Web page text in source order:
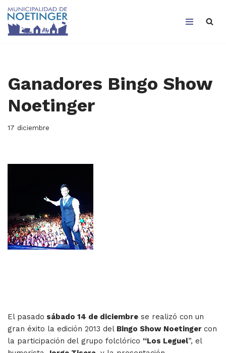
Saltar
Ganadores Bingo Show
Noetinger
17 diciembre
El pasado sábado 14 de diciembre se realizó con un
gran éxito la edición 2013 del Bingo Show Noetinger con
la participación del grupo folclórico “Los Leguel”, el